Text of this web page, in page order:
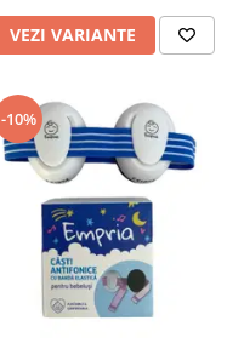
VEZI VARIANTE
-10%